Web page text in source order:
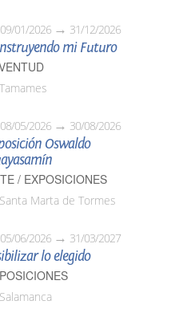
09/01/2026 31/12/2026
mi Futuro
Tamames
08/05/2026 30/08/2026
Oswaldo
/ EXPOSICIONES
Santa Marta de Tormes
05/06/2026 31/03/2027
lo elegido
Salamanca